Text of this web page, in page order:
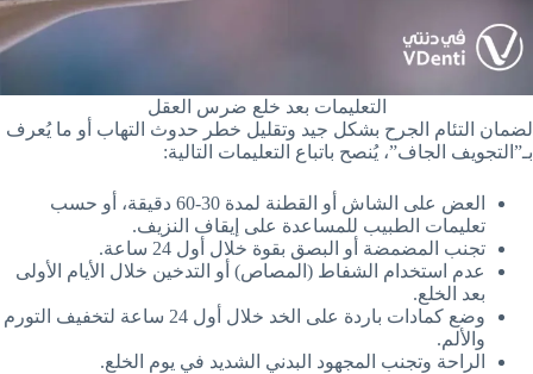
التعليمات بعد خلع ضرس العقل
لضمان التئام الجرح بشكل جيد وتقليل خطر حدوث التهاب أو ما يُعرف
بـ”التجويف الجاف”، يُنصح باتباع التعليمات التالية:
العض على الشاش أو القطنة لمدة 30-60 دقيقة، أو حسب
تعليمات الطبيب للمساعدة على إيقاف النزيف.
تجنب المضمضة أو البصق بقوة خلال أول 24 ساعة.
عدم استخدام الشفاط (المصاص) أو التدخين خلال الأيام الأولى
بعد الخلع.
وضع كمادات باردة على الخد خلال أول 24 ساعة لتخفيف التورم
والألم.
الراحة وتجنب المجهود البدني الشديد في يوم الخلع.